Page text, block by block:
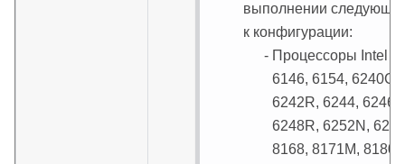
выполнении
к конфигурации:
Процессоры Intel
6146, 6154, 6240C,
6242R, 6244, 6246,
6248R, 6252N,
8168, 8171M, 8180,